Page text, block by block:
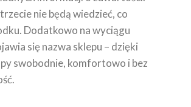
Dodatkowo na wyciągu
się nazwa sklepu – dzięki
swobodnie, komfortowo i bez